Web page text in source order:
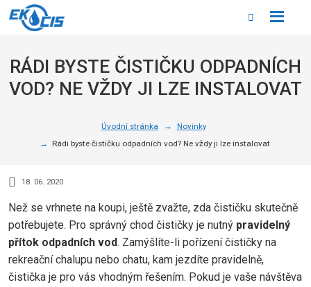
RÁDI BYSTE ČISTIČKU ODPADNÍCH
VOD? NE VŽDY JI LZE INSTALOVAT
Úvodní stránka
Novinky
Rádi byste čističku odpadních vod? Ne vždy ji lze instalovat
18. 06. 2020
Než se vrhnete na koupi, ještě zvažte, zda čističku skutečně
potřebujete. Pro správný chod čističky je nutný pravidelný
přítok odpadních vod. Zamýšlíte-li pořízení čističky na
rekreační chalupu nebo chatu, kam jezdíte pravidelně,
čistička je pro vás vhodným řešením. Pokud je vaše návštěva